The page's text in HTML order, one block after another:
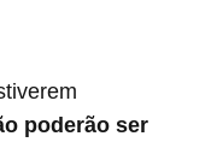
poderão ser